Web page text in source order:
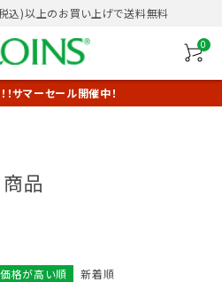
込)以上のお買い上げで送料無料
0
サマーセール開催中！
商品
価格が高い順 新着順